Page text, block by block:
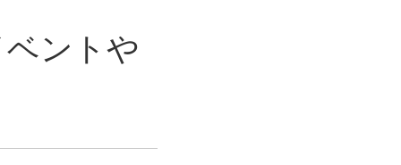
ントや